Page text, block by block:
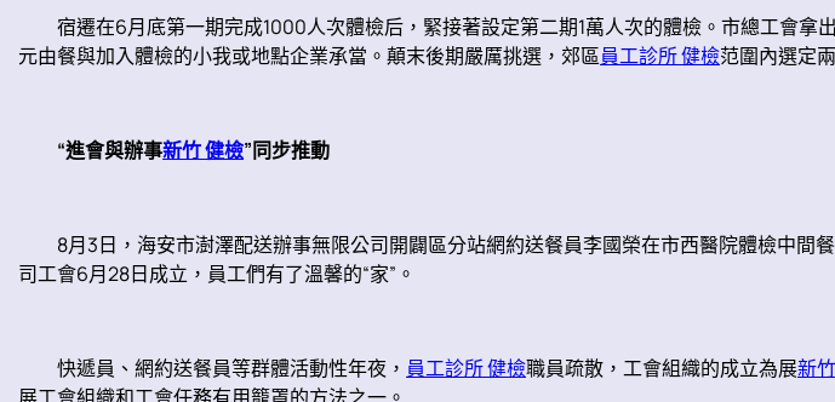
宿遷在6月底第一期完成1000人次體檢后，緊接著設定第二期1萬人次的體檢。市總工會拿
元由餐與加入體檢的小我或地點企業承當。顛末後期嚴厲挑選，郊區員工診所 健檢范圍內選定
“進會與辦事新竹 健檢”同步推動
8月3日，海安市澍澤配送辦事無限公司開闢區分站網約送餐員李國榮在市西醫院體檢中間
司工會6月28日成立，員工們有了溫馨的“家”。
快遞員、網約送餐員等群體活動性年夜， 員工診所 健檢職員疏散，工會組織的成立為展新